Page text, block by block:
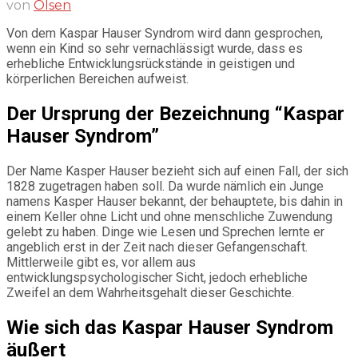
von Olsen
Von dem Kaspar Hauser Syndrom wird dann gesprochen,
wenn ein Kind so sehr vernachlässigt wurde, dass es
erhebliche Entwicklungsrückstände in geistigen und
körperlichen Bereichen aufweist.
Der Ursprung der Bezeichnung “Kaspar
Hauser Syndrom”
Der Name Kasper Hauser bezieht sich auf einen Fall, der sich
1828 zugetragen haben soll. Da wurde nämlich ein Junge
namens Kasper Hauser bekannt, der behauptete, bis dahin in
einem Keller ohne Licht und ohne menschliche Zuwendung
gelebt zu haben. Dinge wie Lesen und Sprechen lernte er
angeblich erst in der Zeit nach dieser Gefangenschaft.
Mittlerweile gibt es, vor allem aus
entwicklungspsychologischer Sicht, jedoch erhebliche
Zweifel an dem Wahrheitsgehalt dieser Geschichte.
Wie sich das Kaspar Hauser Syndrom
äußert